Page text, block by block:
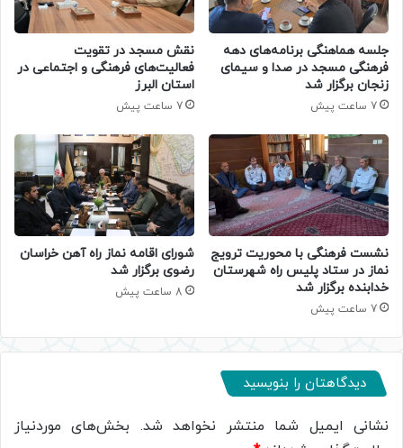
جلسه هماهنگی برنامه‌های دهه
فرهنگی مسجد در صدا و سیمای
زنجان برگزار شد
7 ساعت پیش
نقش مسجد در تقویت
فعالیت‌های فرهنگی و اجتماعی در
استان البرز
7 ساعت پیش
نشست فرهنگی با محوریت ترویج
نماز در ستاد پلیس راه شهرستان
خدابنده برگزار شد
7 ساعت پیش
شورای اقامه نماز راه آهن خراسان
رضوی برگزار شد
8 ساعت پیش
دیدگاهتان را بنویسید
نشانی ایمیل شما منتشر نخواهد شد. بخش‌های موردنیاز